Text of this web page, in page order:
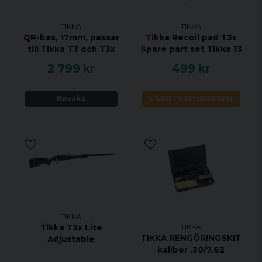
TIKKA
QR-bas, 17mm, passar
till Tikka T3 och T3x
2 799 kr
Bevaka
TIKKA
Tikka Recoil pad T3x
Spare part set Tikka 13
499 kr
LÄGG I VARUKORGEN
TIKKA
Tikka T3x Lite
Adjustable
TIKKA
TIKKA RENGÖRINGSKIT
kaliber .30/7.62
https://choose.tikka.fi/global/group/tikka/t3x-
hunter?caliber=270%20WIN&handedness=LH
Specifikationer:
KALIBER 270 WIN
HANDENHET VÄNSTER
TOTAL LÄNGD 1082 MM
PIPLÄNGD 570 MM
VRIDNINGSHASTIGHET 1:10"
MATERIAL SVART STÅL
STOCK MATERIAL TRÄ
STOCK FINISH OLJAD BRUN